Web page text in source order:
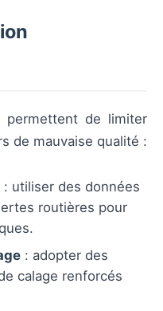
permettent de limiter
de mauvaise qualité :
: utiliser des données
routières pour
: adopter des
calage renforcés